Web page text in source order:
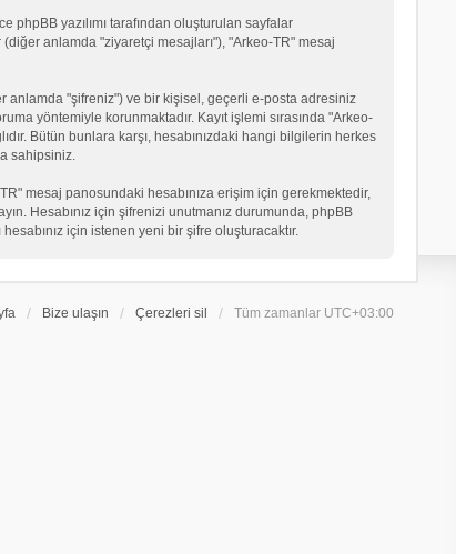
phpBB yazılımı tarafından oluşturulan sayfalar
anlamda "ziyaretçi mesajları"), "Arkeo-TR" mesaj
anlamda "şifreniz") ve bir kişisel, geçerli e-posta adresiniz
yöntemiyle korunmaktadır. Kayıt işlemi sırasında "Arkeo-
Bütün bunlara karşı, hesabınızdaki hangi bilgilerin herkes
sahipsiniz.
mesaj panosundaki hesabınıza erişim için gerekmektedir,
Hesabınız için şifrenizi unutmanız durumunda, phpBB
için istenen yeni bir şifre oluşturacaktır.
Bize ulaşın Çerezleri sil Tüm zamanlar UTC+03:00